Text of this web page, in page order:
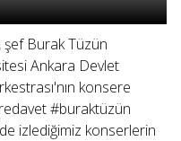
Burak Tüzün
Ankara Devlet
konsere
#buraktüzün
izlediğimiz konserlerin